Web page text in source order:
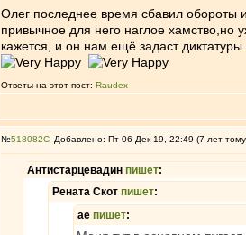
Олег последнее время сбавил обороты
привычное для него наглое хамство,но
кажется, и он нам ещё задаст
Ответы на этот пост: Raudex
№518082 Добавлено: Пт 06 Дек 19, 22:49 (7 лет
Антистарцевадин пишет:
Рената Скот пишет:
ae пишет: